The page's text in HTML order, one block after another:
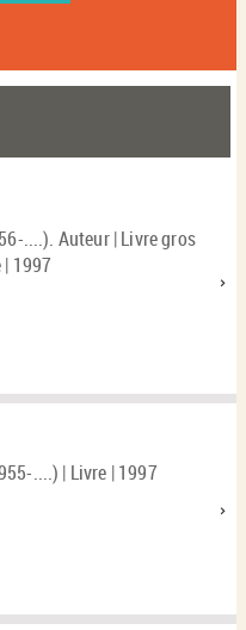
....). Auteur | Livre gros
| 1997
....) | Livre | 1997